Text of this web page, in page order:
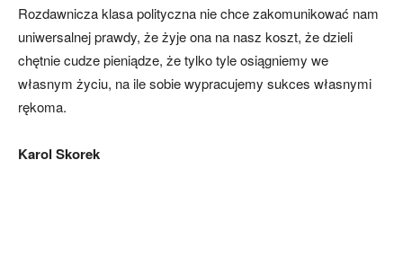
Rozdawnicza klasa polityczna nie chce zakomunikować nam
uniwersalnej prawdy, że żyje ona na nasz koszt, że dzieli
chętnie cudze pieniądze, że tylko tyle osiągniemy we
własnym życiu, na ile sobie wypracujemy sukces własnymi
rękoma.
Karol Skorek